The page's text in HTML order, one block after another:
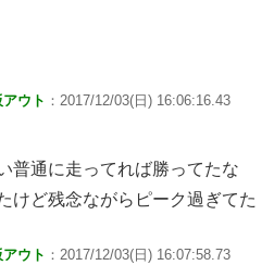
ウト ：2017/12/03(日) 16:06:16.43
普通に走ってれば勝ってたな
けど残念ながらピーク過ぎてた
ウト ：2017/12/03(日) 16:07:58.73